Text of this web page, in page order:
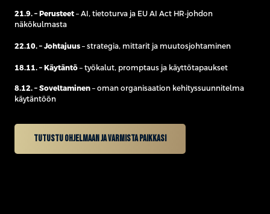
21.9. – Perusteet – AI, tietoturva ja EU AI Act HR-johdon
näkökulmasta
22.10. – Johtajuus – strategia, mittarit ja muutosjohtaminen
18.11. – Käytäntö – työkalut, promptaus ja käyttötapaukset
8.12. – Soveltaminen – oman organisaation kehityssuunnitelma
käytäntöön
Tutustu ohjelmaan ja varmista paikkasi